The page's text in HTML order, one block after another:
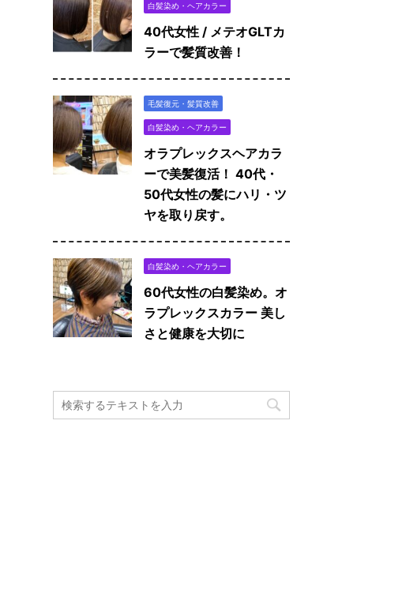
白髪染め・ヘアカラー
40代女性 / メテオGLTカ
ラーで髪質改善！
毛髪復元・髪質改善
白髪染め・ヘアカラー
オラプレックスヘアカラ
ーで美髪復活！ 40代・
50代女性の髪にハリ・ツ
ヤを取り戻す。
白髪染め・ヘアカラー
60代女性の白髪染め。オ
ラプレックスカラー 美し
さと健康を大切に